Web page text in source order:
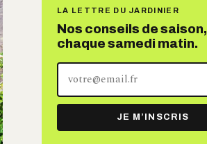
LA LETTRE DU JARDINIER
Nos conseils de saison,
chaque samedi matin.
adresse
mail
JE M’INSCRIS